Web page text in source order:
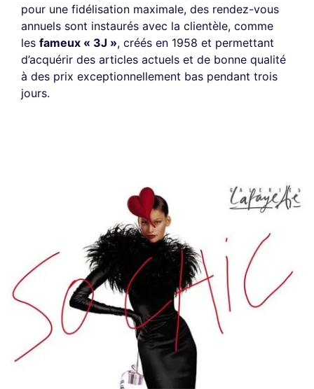
pour une fidélisation maximale, des rendez-vous
annuels sont instaurés avec la clientèle, comme
les fameux « 3J », créés en 1958 et permettant
d’acquérir des articles actuels et de bonne qualité
à des prix exceptionnellement bas pendant trois
jours.